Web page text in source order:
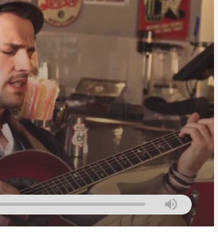
دوستان
خود
به
اشتراک
بگذارید.
کپی
لینک